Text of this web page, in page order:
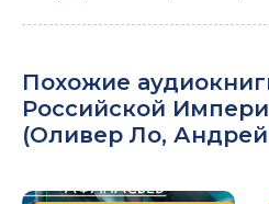
Похожие
Российской
(Оливер Ло, Андрей